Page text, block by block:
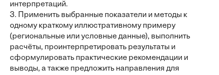
интерпретаций.
3. Применить выбранные показатели и методы к
одному краткому иллюстративному примеру
(региональные или условные данные), выполнить
расчёты, проинтерпретировать результаты и
сформулировать практические рекомендации и
выводы, а также предложить направления для